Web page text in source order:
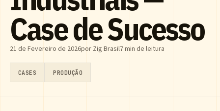
Case de Sucesso
21 de Fevereiro de 2026por Zig Brasil7 min de leitura
CASES PRODUÇÃO